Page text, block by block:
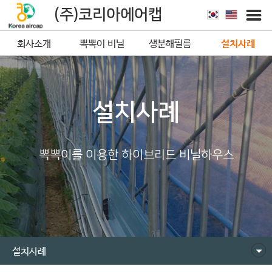
(주)코리아에어캡
회사소개 뽁뽁이 비닐
생분해필름
뽁뽁이
설치사례
설치사례
뽁뽁이를 이용한 하이브리드 비닐하우스
설치사례